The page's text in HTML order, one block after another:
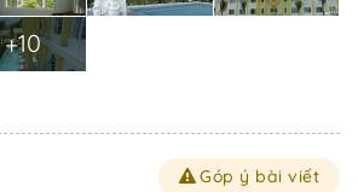
+10
Góp ý bài viết